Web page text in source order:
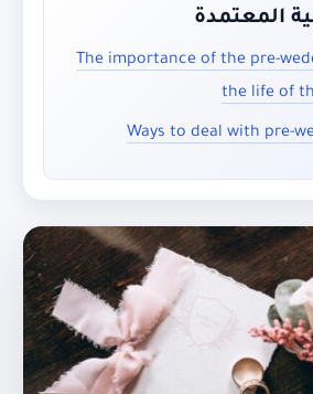
المعتمدة
The importance of the pre-
the life of
Ways to deal with pre-